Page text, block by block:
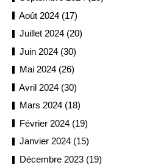
Août 2024 (17)
Juillet 2024 (20)
Juin 2024 (30)
Mai 2024 (26)
Avril 2024 (30)
Mars 2024 (18)
Février 2024 (19)
Janvier 2024 (15)
Décembre 2023 (19)